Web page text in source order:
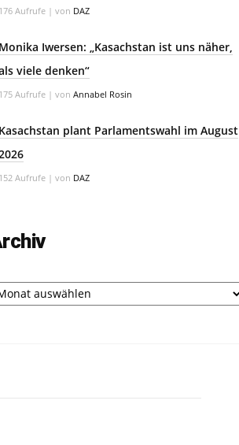
Aufrufe | von DAZ
Iwersen: „Kasachstan ist uns näher,
viele denken“
Aufrufe | von Annabel Rosin
plant Parlamentswahl im August
Aufrufe | von DAZ